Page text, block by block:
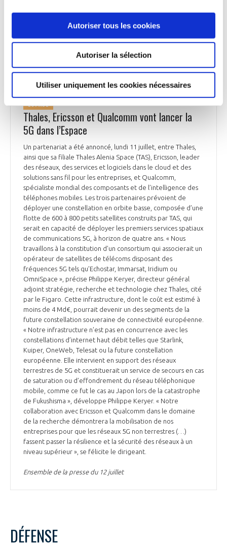
Autoriser tous les cookies
Autoriser la sélection
Utiliser uniquement les cookies nécessaires
des premiers temps de l’Univers. La photo illustre aussi un
effet de relativité générale décrite par Albert Einstein, la
Ensemble de la presse du 12 juillet
ESPACE
Thales, Ericsson et Qualcomm vont lancer la
5G dans l’Espace
Un partenariat a été annoncé, lundi 11 juillet, entre Thales,
ainsi que sa filiale Thales Alenia Space (TAS), Ericsson, leader
des réseaux, des services et logiciels dans le cloud et des
solutions sans fil pour les entreprises, et Qualcomm,
spécialiste mondial des composants et de l’intelligence des
téléphones mobiles. Les trois partenaires prévoient de
déployer une constellation en orbite basse, composée d’une
flotte de 600 à 800 petits satellites construits par TAS, qui
serait en capacité de déployer les premiers services spatiaux
de communications 5G, à horizon de quatre ans. « Nous
travaillons à la constitution d’un consortium qui associerait un
opérateur de satellites de télécoms disposant des
fréquences 5G tels qu’Echostar, Immarsat, Iridium ou
OmniSpace », précise Philippe Keryer, directeur général
adjoint stratégie, recherche et technologie chez Thales, cité
par le Figaro. Cette infrastructure, dont le coût est estimé à
moins de 4 Md€, pourrait devenir un des segments de la
future constellation souveraine de connectivité européenne.
« Notre infrastructure n’est pas en concurrence avec les
constellations d’internet haut débit telles que Starlink,
Kuiper, OneWeb, Telesat ou la future constellation
européenne. Elle intervient en support des réseaux
terrestres de 5G et constituerait un service de secours en cas
de saturation ou d’effondrement du réseau téléphonique
mobile, comme ce fut le cas au Japon lors de la catastrophe
de Fukushisma », développe Philippe Keryer. « Notre
collaboration avec Ericsson et Qualcomm dans le domaine
de la recherche démontrera la mobilisation de nos
entreprises pour que les réseaux 5G non terrestres (…)
fassent passer la résilience et la sécurité des réseaux à un
niveau supérieur », se félicite le dirigeant.
Ensemble de la presse du 12 juillet
DÉFENSE